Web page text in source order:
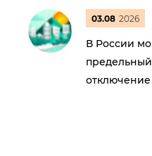
03.08 2026
В России